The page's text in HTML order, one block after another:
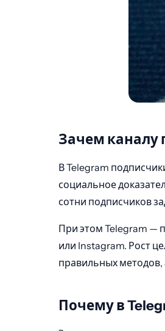
Зачем каналу
В Telegram
социальное
сотни подписчиков
При этом Telegram —
или Instagram. Рост
правильных методов,
Почему в